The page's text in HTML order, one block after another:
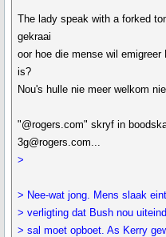
The lady speak with a forked
gekraai
oor hoe die mense wil
is?
Nou's hulle nie meer welkom
"@rogers.com" skryf in
3g@rogers.com...
>
> Nee-wat jong. Mens slaak
> verligting dat Bush nou
> sal moet opboet. As Kerry